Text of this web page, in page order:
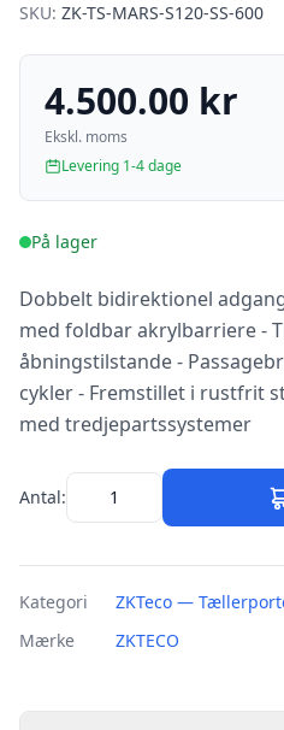
SKU: ZK-TS-MARS-S120-SS-600
4.500.00 kr
Ekskl. moms
Levering 1-4 dage
På lager
Dobbelt bidirektionel
med foldbar akrylbarriere -
åbningstilstande -
cykler - Fremstillet i rustfrit
med tredjepartssystemer
Antal:
Kategori
ZKTeco —
Mærke
ZKTECO